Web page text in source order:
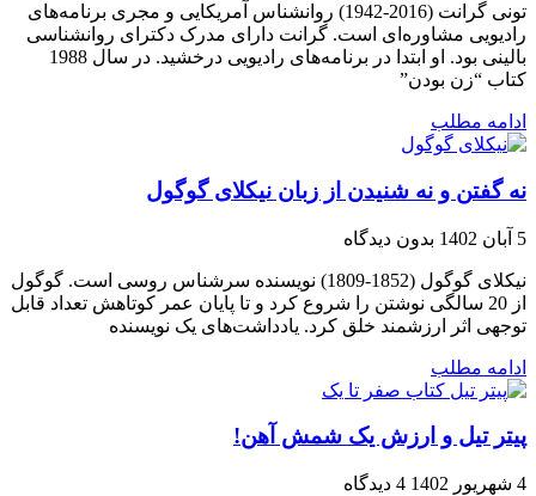
تونی گرانت (2016-1942) روانشناس آمریکایی و مجری برنامه‌های
رادیویی مشاوره‌ای است. گرانت دارای مدرک دکترای روانشناسی
بالینی بود. او ابتدا در برنامه‌های رادیویی درخشید. در سال 1988
کتاب “زن بودن”
ادامه مطلب
نه گفتن و نه شنیدن از زبان نیکلای گوگول
5 آبان 1402 بدون دیدگاه
نیکلای گوگول (1852-1809) نویسنده سرشناس روسی است. گوگول
از 20 سالگی نوشتن را شروع کرد و تا پایان عمر کوتاهش تعداد قابل
توجهی اثر ارزشمند خلق کرد. یادداشت‌های یک نویسنده
ادامه مطلب
پیتر تیل و ارزش یک شمش آهن!
4 شهریور 1402 4 دیدگاه